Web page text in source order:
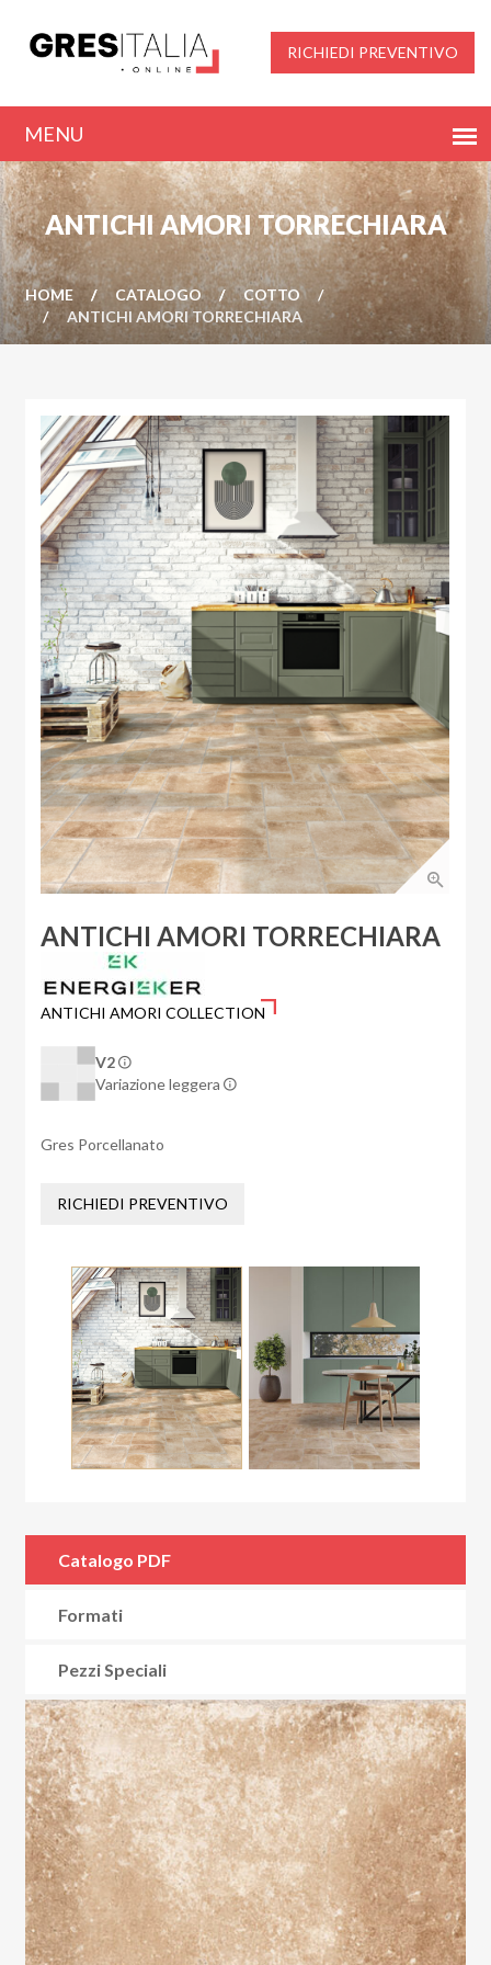
RICHIEDI PREVENTIVO
ANTICHI AMORI TORRECHIARA
HOME CATALOGO
COTTO
ANTICHI AMORI TORRECHIARA
ANTICHI AMORI TORRECHIARA
ANTICHI AMORI COLLECTION
V2
Variazione leggera
Gres Porcellanato
RICHIEDI PREVENTIVO
Catalogo PDF
Formati
Pezzi Speciali